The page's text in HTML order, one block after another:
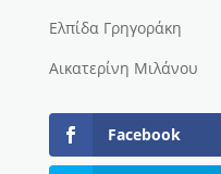
Ελπίδα Γρηγοράκη
Αικατερίνη Μιλάνου
Facebook